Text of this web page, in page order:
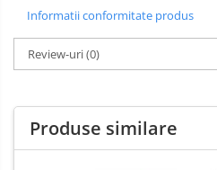
Informatii conformitate produs
Review-uri(0)
Produse similare